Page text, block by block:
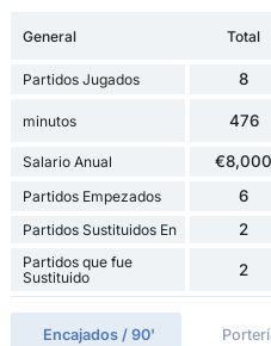
General Total
Partidos Jugados 8
minutos 476
Salario Anual €8,000
Partidos Empezados 6
Partidos Sustituidos En 2
Partidos que fue
Sustituido
2
Encajados / 90'